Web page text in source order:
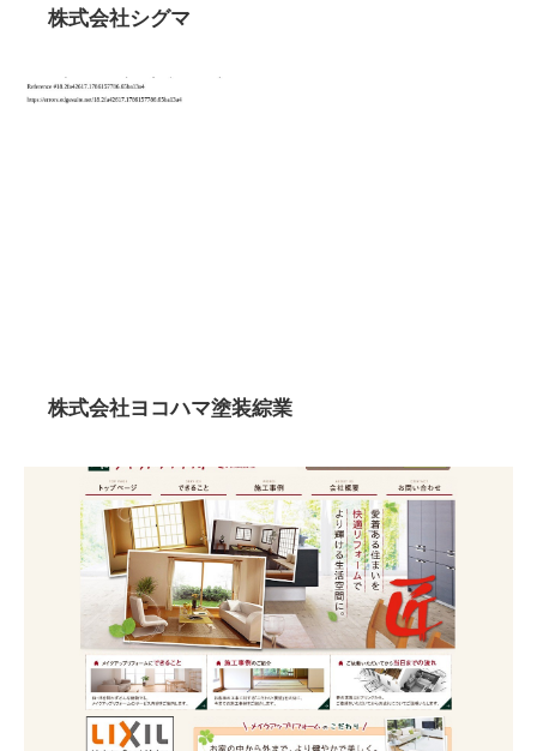
株式会社シグマ
株式会社ヨコハマ塗装綜業